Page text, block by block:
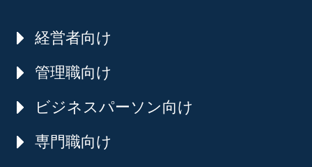
経営者向け
管理職向け
ビジネスパーソン向け
専門職向け